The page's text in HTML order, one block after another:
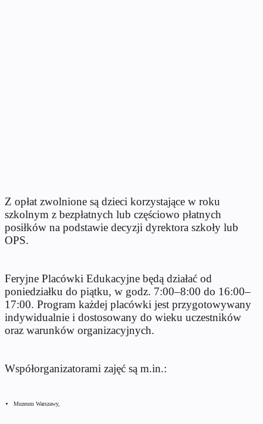
Z opłat zwolnione są dzieci korzystające w roku
szkolnym z bezpłatnych lub częściowo płatnych
posiłków na podstawie decyzji dyrektora szkoły lub
OPS.
Feryjne Placówki Edukacyjne będą działać od
poniedziałku do piątku, w godz. 7:00–8:00 do 16:00–
17:00. Program każdej placówki jest przygotowywany
indywidualnie i dostosowany do wieku uczestników
oraz warunków organizacyjnych.
Współorganizatorami zajęć są m.in.:
Muzeum Warszawy,